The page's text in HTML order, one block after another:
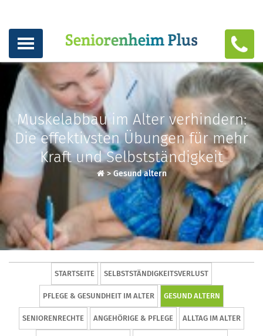
Muskelabbau im Alter verhindern:
Die effektivsten Übungen für mehr
Kraft und Selbstständigkeit
> Gesund altern
STARTSEITE SELBSTSTÄNDIGKEITSVERLUST
PFLEGE & GESUNDHEIT IM ALTER GESUND ALTERN
SENIORENRECHTE ANGEHÖRIGE & PFLEGE ALLTAG IM ALTER